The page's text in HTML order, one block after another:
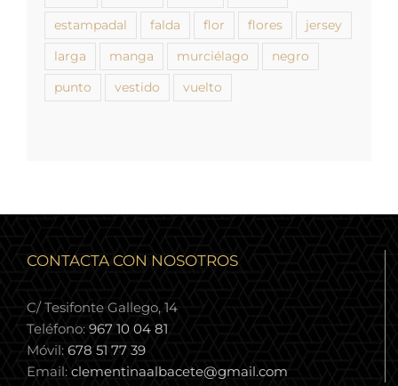
estampadal falda flor flores jersey
larga manga murciélago negro
punto vestido vuelto
CONTACTA CON NOSOTROS
C/ Tesifonte Gallego, 14
Teléfono: 967 10 04 81
Móvil: 678 51 77 39
Email: clementinaalbacete@gmail.com